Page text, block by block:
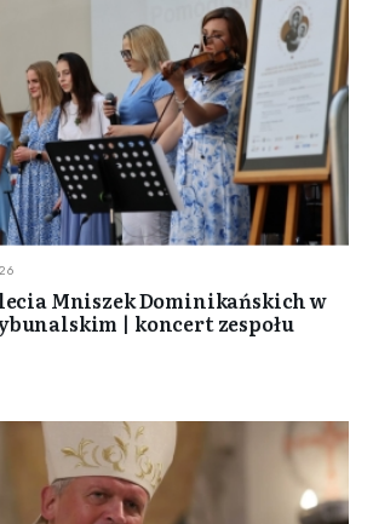
Mniszek Dominikańskich w
| koncert zespołu